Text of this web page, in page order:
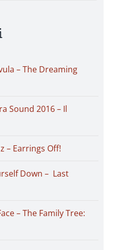
– The Dreaming
Sound 2016 – Il
– Earrings Off!
Down – Last
– The Family Tree: